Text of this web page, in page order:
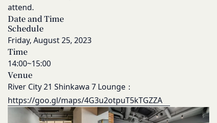
attend.
Date and Time
Schedule
Friday, August 25, 2023
Time
14:00~15:00
Venue
River City 21 Shinkawa 7 Lounge：
https://goo.gl/maps/4G3u2otpuT5kTGZZA
判断した場合
第14条（契約上の地位の譲渡等）
会員は、当社の事前の書面による承諾なくして、本
規約に基づく権利もしくは義務につき、第三者に対
とはできません。
当社は本サービスにかかる事業を第三者に譲渡した
場合には、当該事業譲渡に伴い本規約に基づく権利
および義務並びに会員の登録事項その他の情報を当
該事業譲渡の譲受人に譲渡することができるものと